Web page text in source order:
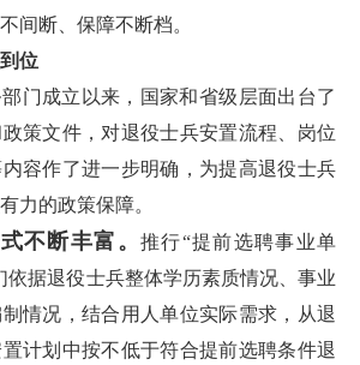
间断、保障不断档。
位
门成立以来，国家和省级层面出台了
策文件，对退役士兵安置流程、岗位
容作了进一步明确，为提高退役士兵
力的政策保障。
不断丰富。 推行“提前选聘事业单
依据退役士兵整体学历素质情况、事业
情况，结合用人单位实际需求，从退
计划中按不低于符合提前选聘条件退